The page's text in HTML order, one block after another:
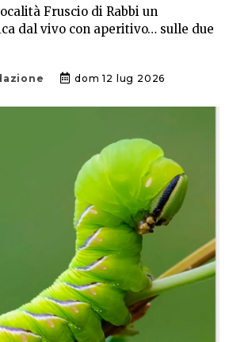
Fruscio di Rabbi un
dal vivo con aperitivo… sulle due
dom 12 lug 2026